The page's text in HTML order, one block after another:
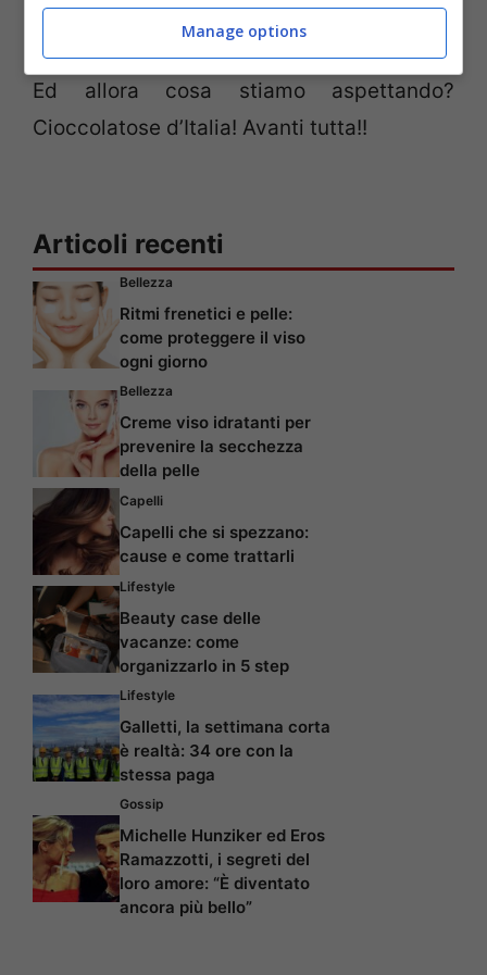
qualificato Cacao.
Ed allora cosa stiamo aspettando?
Cioccolatose d’Italia! Avanti tutta!!
Articoli recenti
Bellezza
Ritmi frenetici e pelle:
come proteggere il viso
ogni giorno
Bellezza
Creme viso idratanti per
prevenire la secchezza
della pelle
Capelli
Capelli che si spezzano:
cause e come trattarli
Lifestyle
Beauty case delle
vacanze: come
organizzarlo in 5 step
Lifestyle
Galletti, la settimana corta
è realtà: 34 ore con la
stessa paga
Gossip
Michelle Hunziker ed Eros
Ramazzotti, i segreti del
loro amore: “È diventato
ancora più bello”
Manage options